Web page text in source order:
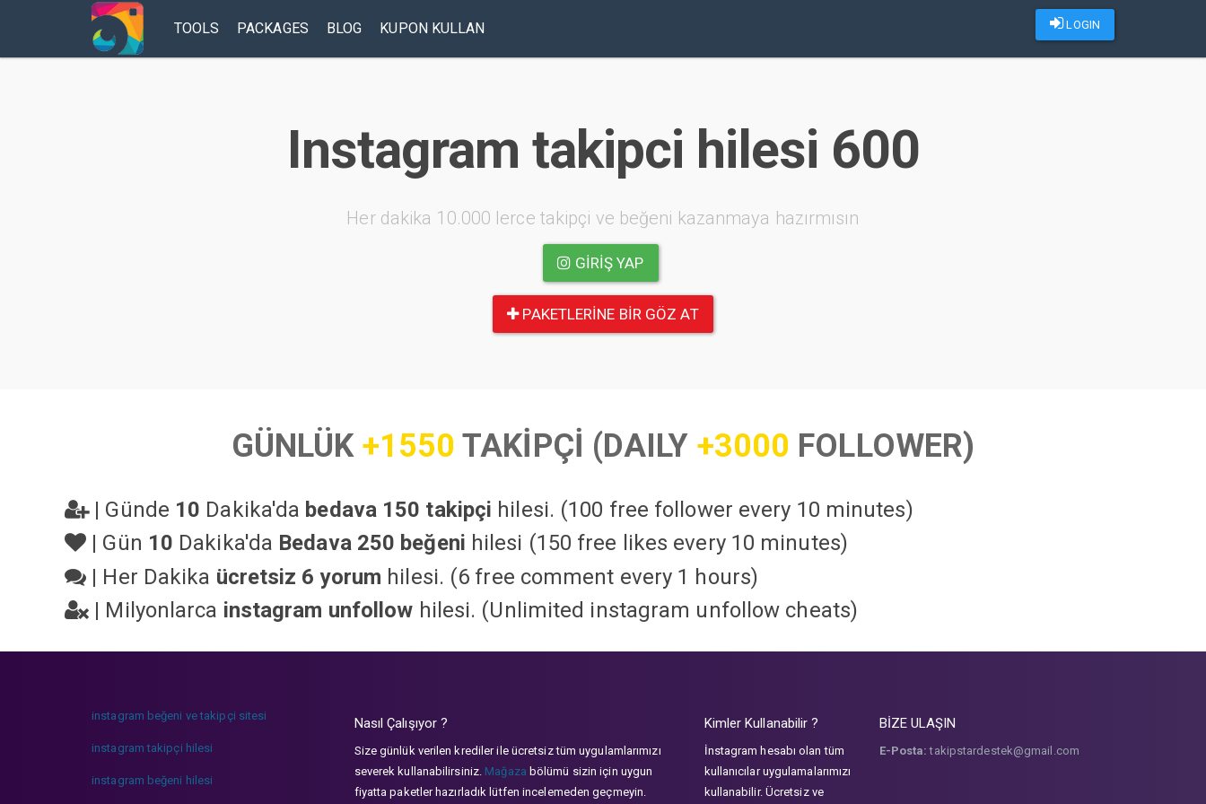
LOGIN
TOOLS PACKAGES BLOG KUPON KULLAN
Instagram takipci hilesi 600
Her dakika 10.000 lerce takipçi ve beğeni kazanmaya hazırmısın
GIRIŞ YAP
PAKETLERINE BIR GÖZ AT
GÜNLÜK +1550 TAKİPÇİ (DAILY +3000 FOLLOWER)
| Günde 10 Dakika'da bedava 150 takipçi hilesi. (100 free follower every 10 minutes)
| Gün 10 Dakika'da Bedava 250 beğeni hilesi (150 free likes every 10 minutes)
| Her Dakika ücretsiz 6 yorum hilesi. (6 free comment every 1 hours)
| Milyonlarca instagram unfollow hilesi. (Unlimited instagram unfollow cheats)
instagram beğeni ve takipçi sitesi
instagram takipçi hilesi
instagram beğeni hilesi
Nasıl Çalışıyor ?
Size günlük verilen krediler ile ücretsiz tüm uygulamlarımızı
severek kullanabilirsiniz. Mağaza bölümü sizin için uygun
fiyatta paketler hazırladık lütfen incelemeden geçmeyin.
Kimler Kullanabilir ?
İnstagram hesabı olan tüm
kullanıcılar uygulamalarımızı
kullanabilir. Ücretsiz ve
BİZE ULAŞIN
E-Posta: takipstardestek@gmail.com